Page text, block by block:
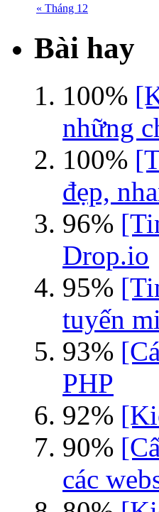
« Tháng 12
Bài hay
100%
những
100%
đẹp,
96%
Drop.io
95%
tuyến
93%
PHP
92%
90%
các